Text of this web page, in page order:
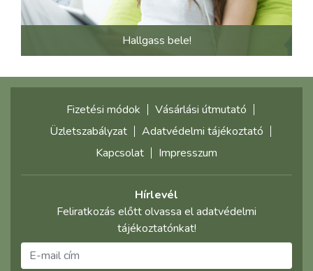
Hallgass bele!
Fizetési módok
Vásárlási útmutató
Üzletszabályzat
Adatvédelmi tájékoztató
Kapcsolat
Impresszum
Hírlevél
Feliratkozás előtt olvassa el adatvédelmi
tájékoztatónkat!